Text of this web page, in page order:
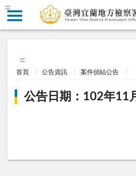
:::
:::
首頁 公告資訊 案件偵結公告
公告日期：102年11